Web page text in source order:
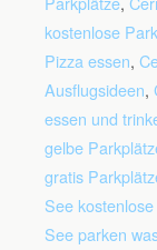
kostenlose
Pizza essen,
Ausflugsideen,
essen und
gelbe
gratis
See
See parken